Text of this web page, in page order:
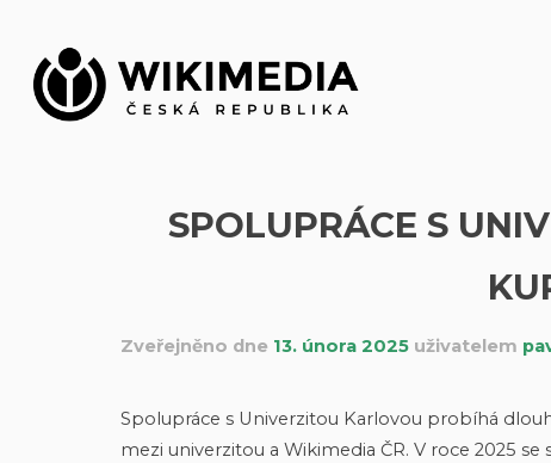
obsah
SPOLUPRÁCE S
Zveřejněno dne 13. února 2025uživatelem
Spolupráce s Univerzitou Karlovou probíhá
mezi univerzitou a Wikimedia ČR. V roce 2025